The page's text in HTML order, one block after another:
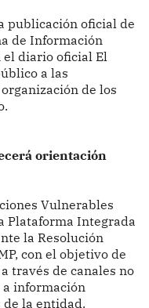
publicación oficial de
de Información
el diario oficial El
a las
de los
orientación
Vulnerables
Plataforma Integrada
la Resolución
con el objetivo de
través de canales no
a información
la entidad.